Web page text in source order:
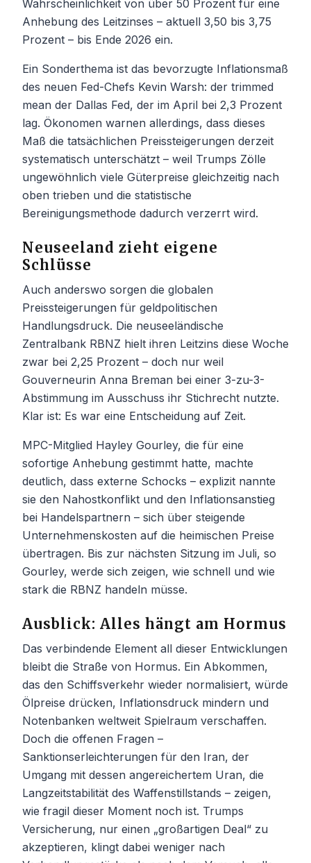
Wahrscheinlichkeit von über 50 Prozent für eine
Anhebung des Leitzinses – aktuell 3,50 bis 3,75
Prozent – bis Ende 2026 ein.
Ein Sonderthema ist das bevorzugte Inflationsmaß
des neuen Fed-Chefs Kevin Warsh: der trimmed
mean der Dallas Fed, der im April bei 2,3 Prozent
lag. Ökonomen warnen allerdings, dass dieses
Maß die tatsächlichen Preissteigerungen derzeit
systematisch unterschätzt – weil Trumps Zölle
ungewöhnlich viele Güterpreise gleichzeitig nach
oben trieben und die statistische
Bereinigungsmethode dadurch verzerrt wird.
Neuseeland zieht eigene
Schlüsse
Auch anderswo sorgen die globalen
Preissteigerungen für geldpolitischen
Handlungsdruck. Die neuseeländische
Zentralbank RBNZ hielt ihren Leitzins diese Woche
zwar bei 2,25 Prozent – doch nur weil
Gouverneurin Anna Breman bei einer 3-zu-3-
Abstimmung im Ausschuss ihr Stichrecht nutzte.
Klar ist: Es war eine Entscheidung auf Zeit.
MPC-Mitglied Hayley Gourley, die für eine
sofortige Anhebung gestimmt hatte, machte
deutlich, dass externe Schocks – explizit nannte
sie den Nahostkonflikt und den Inflationsanstieg
bei Handelspartnern – sich über steigende
Unternehmenskosten auf die heimischen Preise
übertragen. Bis zur nächsten Sitzung im Juli, so
Gourley, werde sich zeigen, wie schnell und wie
stark die RBNZ handeln müsse.
Ausblick: Alles hängt am Hormus
Das verbindende Element all dieser Entwicklungen
bleibt die Straße von Hormus. Ein Abkommen,
das den Schiffsverkehr wieder normalisiert, würde
Ölpreise drücken, Inflationsdruck mindern und
Notenbanken weltweit Spielraum verschaffen.
Doch die offenen Fragen –
Sanktionserleichterungen für den Iran, der
Umgang mit dessen angereichertem Uran, die
Langzeitstabilität des Waffenstillstands – zeigen,
wie fragil dieser Moment noch ist. Trumps
Versicherung, nur einen „großartigen Deal“ zu
akzeptieren, klingt dabei weniger nach